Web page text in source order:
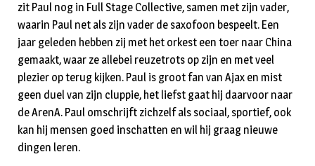
zit Paul nog in Full Stage Collective, samen met zijn vader,
waarin Paul net als zijn vader de saxofoon bespeelt. Een
jaar geleden hebben zij met het orkest een toer naar China
gemaakt, waar ze allebei reuzetrots op zijn en met veel
plezier op terug kijken. Paul is groot fan van Ajax en mist
geen duel van zijn cluppie, het liefst gaat hij daarvoor naar
de ArenA. Paul omschrijft zichzelf als sociaal, sportief, ook
kan hij mensen goed inschatten en wil hij graag nieuwe
dingen leren.